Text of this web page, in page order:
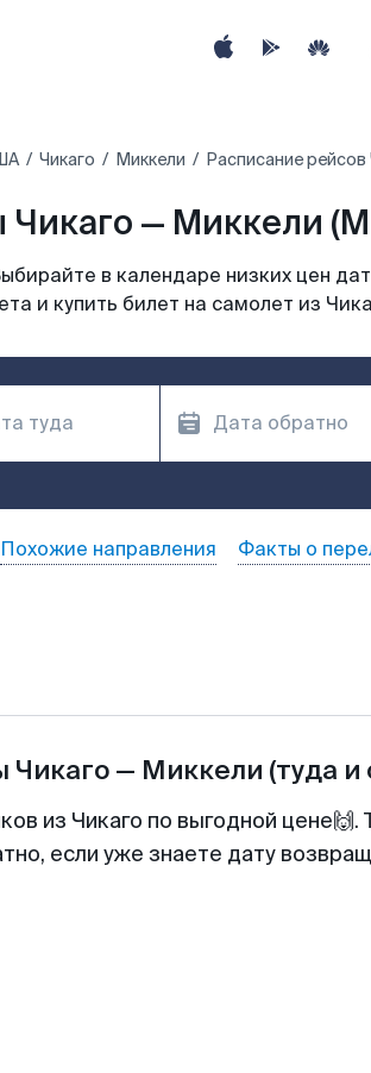
Чикаго Миккели Расписание
— Миккели
в календаре низких цен
и купить билет на самолет из
Похожие направления Факты о
Чикаго — Миккели (туда и
из Чикаго по выгодной
если уже знаете дату